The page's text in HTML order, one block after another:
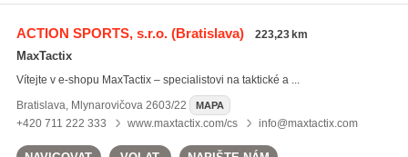
ACTION SPORTS, s.r.o.(Bratislava) 223,23 km
MaxTactix
Vítejte v e-shopu MaxTactix – specialistovi na taktické a ...
Bratislava, Mlynarovičova 2603/22 MAPA
+420 711 222 333 www.maxtactix.com/cs info@maxtactix.com